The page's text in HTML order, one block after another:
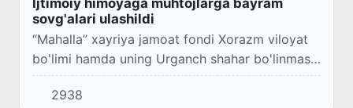
sovg'alari ulashildi
“Mahalla” xayriya jamoat fondi Xorazm viloyat
bo'limi hamda uning Urganch shahar bo'linmasi
tashabbusi bilan Urganch shahrida
Mamlakatimiz mustaqilligining 31 yillik
2938